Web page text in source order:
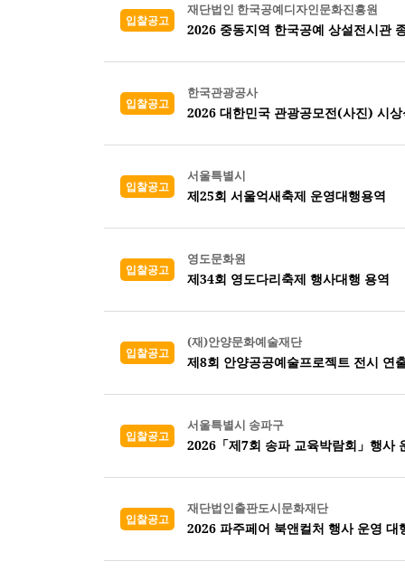
입찰공고
재단법인 한국공예디자인문화진흥원
2026 중동지역 한국공예 상설전시관
입찰공고
한국관광공사
2026 대한민국 관광공모전(사진) 시
입찰공고
서울특별시
제25회 서울억새축제 운영대행용역
입찰공고
영도문화원
제34회 영도다리축제 행사대행 용역
입찰공고
(재)안양문화예술재단
제8회 안양공공예술프로젝트 전시 연
입찰공고
서울특별시 송파구
2026「제7회 송파 교육박람회」행사
입찰공고
재단법인출판도시문화재단
2026 파주페어 북앤컬처 행사 운영 대